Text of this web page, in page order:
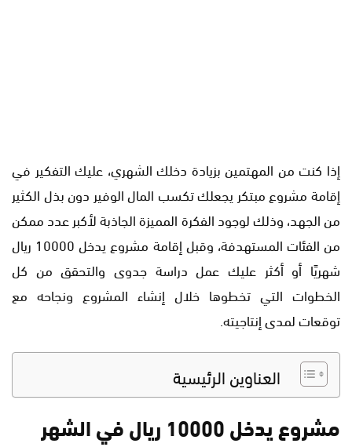
إذا كنت من المهتمين بزيادة دخلك الشهري، عليك التفكير في
إقامة مشروع مبتكر يجعلك تكسب المال الوفير دون بذل الكثير
من الجهد، وذلك لوجود الفكرة المميزة الجاذبة لأكبر عدد ممكن
من الفئات المستهدفة، وقبل إقامة مشروع يدخل 10000 ريال
شهريًا أو أكثر عليك عمل دراسة جدوى والتحقق من كل
الخطوات التي تخطوها خلال إنشاء المشروع ونجاحه مع
توقعات لمدى إنتاجيته.
العناوين الرئيسية
مشروع يدخل 10000 ريال في الشهر